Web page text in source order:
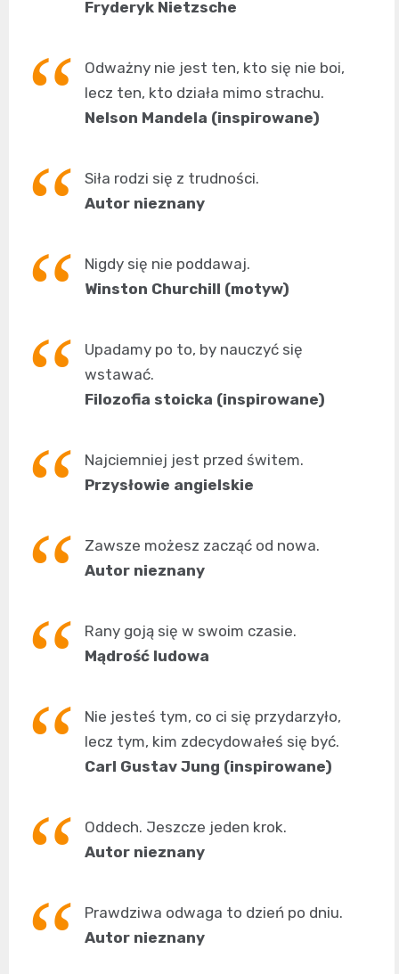
Fryderyk Nietzsche
Odważny nie jest ten, kto się nie boi,
lecz ten, kto działa mimo strachu.
Nelson Mandela (inspirowane)
Siła rodzi się z trudności.
Autor nieznany
Nigdy się nie poddawaj.
Winston Churchill (motyw)
Upadamy po to, by nauczyć się
wstawać.
Filozofia stoicka (inspirowane)
Najciemniej jest przed świtem.
Przysłowie angielskie
Zawsze możesz zacząć od nowa.
Autor nieznany
Rany goją się w swoim czasie.
Mądrość ludowa
Nie jesteś tym, co ci się przydarzyło,
lecz tym, kim zdecydowałeś się być.
Carl Gustav Jung (inspirowane)
Oddech. Jeszcze jeden krok.
Autor nieznany
Prawdziwa odwaga to dzień po dniu.
Autor nieznany